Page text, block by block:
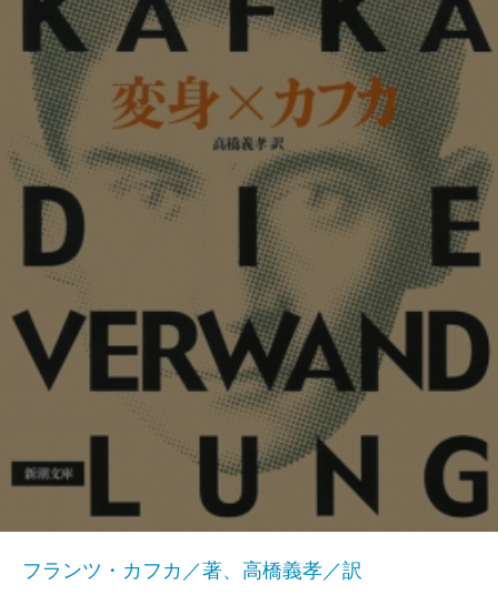
フランツ・カフカ／著、高橋義孝／訳